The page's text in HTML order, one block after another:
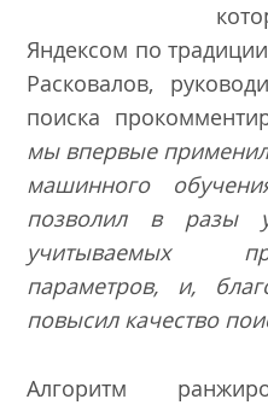
Яндексом по
Расковалов,
поиска
мы впервые
машинного
позволил в разы
учитываемых
параметров, и,
повысил качество
Алгоритм